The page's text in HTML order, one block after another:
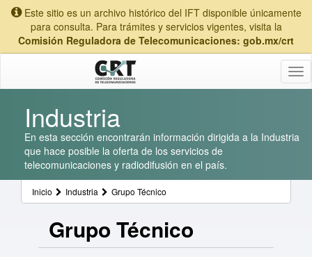
Este sitio es un archivo histórico del IFT disponible únicamente
para consulta. Para trámites y servicios vigentes, visita la
Comisión Reguladora de Telecomunicaciones: gob.mx/crt
Industria
En esta sección encontrarán información dirigida a la Industria
que hace posible la oferta de los servicios de
telecomunicaciones y radiodifusión en el país.
Inicio Industria Grupo Técnico
Grupo Técnico